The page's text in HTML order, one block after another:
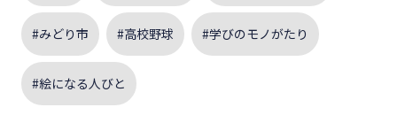
#みどり市 #高校野球 #学びのモノがたり
#絵になる人びと